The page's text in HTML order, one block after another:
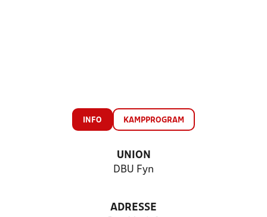
INFO KAMPPROGRAM
UNION
DBU Fyn
ADRESSE